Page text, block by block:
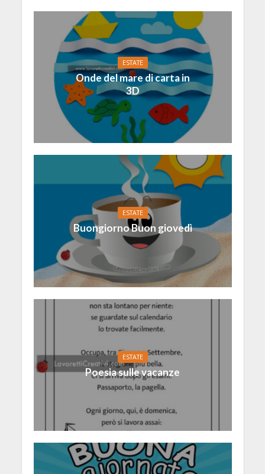
ESTATE
Onde del mare di carta in
3D
ESTATE
Buongiorno Buon giovedì
ESTATE
Poesia sulle vacanze